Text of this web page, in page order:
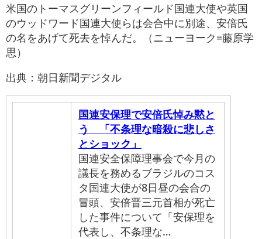
米国のトーマスグリーンフィールド国連大使や英国
のウッドワード国連大使らは会合中に別途、安倍氏
の名をあげて死去を悼んだ。（ニューヨーク=藤原学
思）
出典：朝日新聞デジタル
国連安保理で安倍氏悼み黙と
う 「不条理な暗殺に悲しさ
とショック」
国連安全保障理事会で今月の
議長を務めるブラジルのコス
タ国連大使が8日昼の会合の
冒頭、安倍晋三元首相が死亡
した事件について「安保理を
代表し、不条理な…